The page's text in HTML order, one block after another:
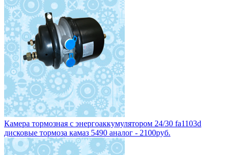
Камера тормозная с энергоаккумулятором 24/30 fa1103d
дисковые тормоза камаз 5490 аналог - 2100руб.